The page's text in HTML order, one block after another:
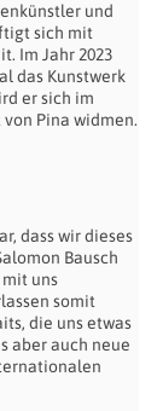
und
sich mit
Im Jahr 2023
das Kunstwerk
er sich im
Pina widmen.
dass wir dieses
Bausch
uns
somit
die uns etwas
aber auch neue